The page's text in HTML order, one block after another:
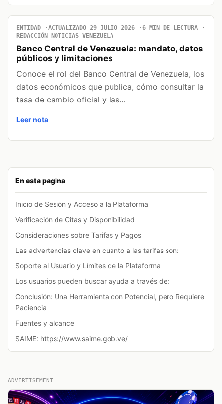
En esta pagina
Inicio de Sesión y Acceso a la Plataforma
Verificación de Citas y Disponibilidad
Consideraciones sobre Tarifas y Pagos
Las advertencias clave en cuanto a las tarifas son:
Soporte al Usuario y Límites de la Plataforma
Los usuarios pueden buscar ayuda a través de:
Conclusión: Una Herramienta con Potencial, pero Requiere
Paciencia
Fuentes y alcance
SAIME: https://www.saime.gob.ve/
ENTIDAD ACTUALIZADO 29 JULIO 2026
6 MIN DE LECTURA
REDACCIÓN NOTICIAS VENEZUELA
Banco Central de Venezuela: mandato, datos
públicos y limitaciones
Conoce el rol del Banco Central de Venezuela, los
datos económicos que publica, cómo consultar la
tasa de cambio oficial y las…
Leer nota
ADVERTISEMENT